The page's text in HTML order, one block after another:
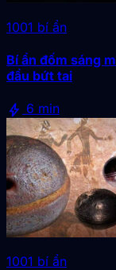
1001 bí ẩn
Bí ẩn đốm sáng
đầu bứt tai
bolt 6 min
1001 bí ẩn